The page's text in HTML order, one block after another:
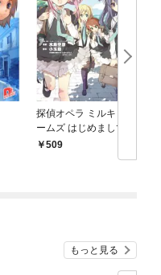
探偵オペラ ミルキィホ
ームズ はじめまして。
1巻前編
509
もっと見る